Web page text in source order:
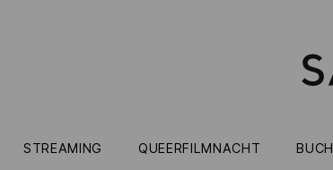
STREAMING QUEERFILMNACHT BUCH